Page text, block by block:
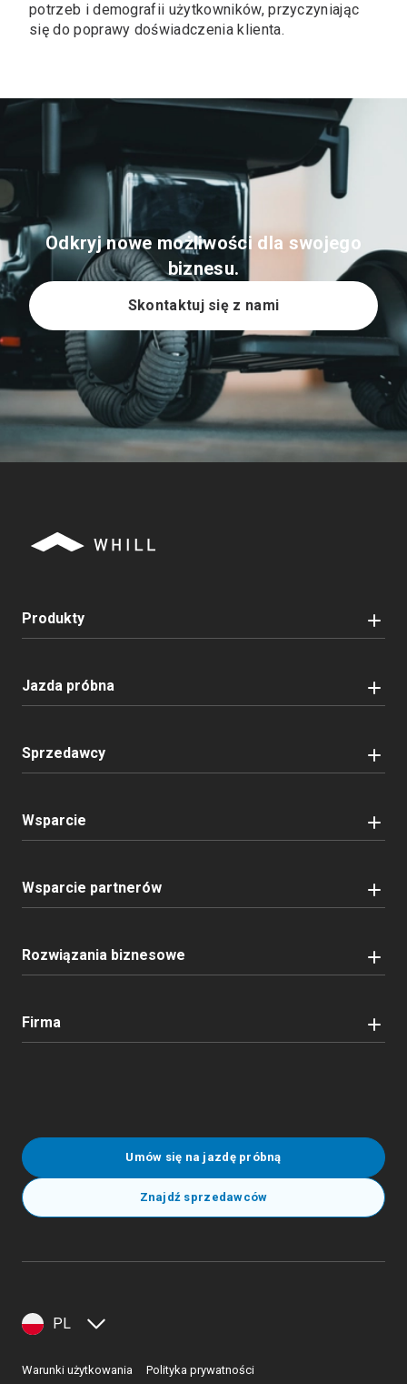
potrzeb i demografii użytkowników, przyczyniając
się do poprawy doświadczenia klienta.
Odkryj nowe możliwości dla swojego
biznesu.
Skontaktuj się z nami
Produkty
Jazda próbna
Sprzedawcy
Wsparcie
Wsparcie partnerów
Rozwiązania biznesowe
Firma
Umów się na jazdę próbną
Znajdź sprzedawców
PL
Warunki użytkowania Polityka prywatności